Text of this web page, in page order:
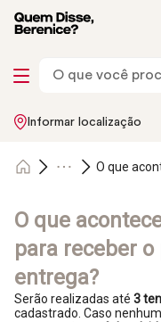
Informar localização
O que
O que
para receber
entrega?
Serão realizadas até 3
cadastrado. Caso